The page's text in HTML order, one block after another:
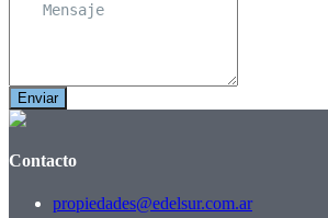
Enviar
Contacto
propiedades@edelsur.com.ar